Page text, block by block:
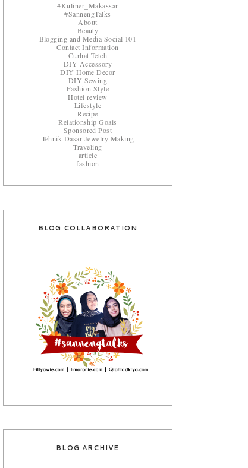
#Kuliner_Makassar
#SannengTalks
About
Beauty
Blogging and Media Social 101
Contact Information
Curhat Teteh
DIY Accessory
DIY Home Decor
DIY Sewing
Fashion Style
Hotel review
Lifestyle
Recipe
Relationship Goals
Sponsored Post
Tehnik Dasar Jewelry Making
Traveling
article
fashion
BLOG COLLABORATION
BLOG ARCHIVE